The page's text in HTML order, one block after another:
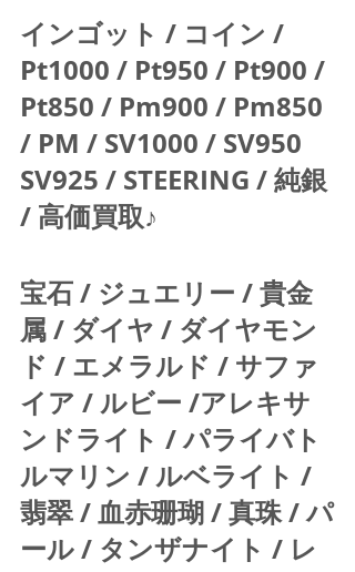
インゴット / コイン /
Pt1000 / Pt950 / Pt900 /
Pt850 / Pm900 / Pm850
/ PM / SV1000 / SV950
SV925 / STEERING / 純銀
/ 高価買取♪
宝石 / ジュエリー / 貴金
属 / ダイヤ / ダイヤモン
ド / エメラルド / サファ
イア / ルビー /アレキサ
ンドライト / パライバト
ルマリン / ルベライト /
翡翠 / 血赤珊瑚 / 真珠 / パ
ール / タンザナイト / レ